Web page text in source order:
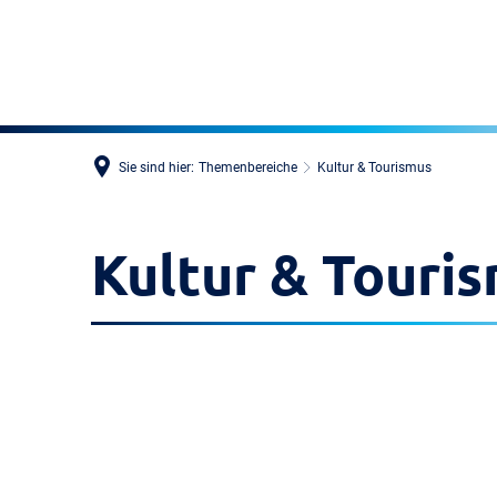
Sie sind hier: Themenbereiche Kultur & Tourismus
Kultur &